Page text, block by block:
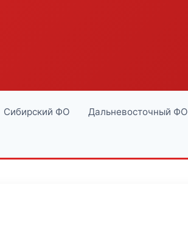
Сибирский ФО Дальневосточный ФО